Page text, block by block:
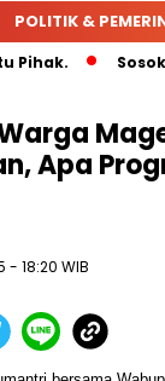
POLITIK &
Sosok
Warga
Apa
- 18:20 WIB